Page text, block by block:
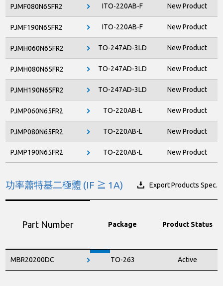
PJMF080N65FR2
PJMF190N65FR2
PJMH060N65FR2
PJMH080N65FR2
PJMH190N65FR2
PJMP060N65FR2
PJMP080N65FR2
PJMP190N65FR2
ITO-220AB-F New Product
ITO-220AB-F New Product
TO-247AD-3LD New Product
TO-247AD-3LD New Product
TO-247AD-3LD New Product
TO-220AB-L New Product
TO-220AB-L New Product
TO-220AB-L New Product
功率蕭特基二極體 (IF ≧ 1A) Export Products Spec.
Part Number
MBR20200DC
Package Product Status
TO-263 Active